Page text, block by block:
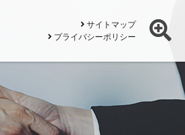
サイトマップ
プライバシーポリシー